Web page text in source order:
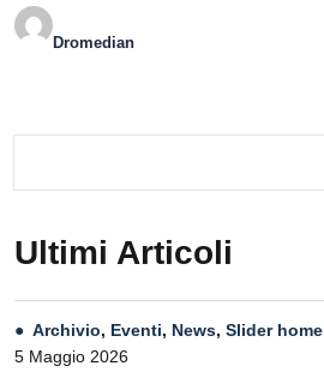
Dromedian
Ultimi Articoli
Archivio, Eventi, News, Slider home
5 Maggio 2026